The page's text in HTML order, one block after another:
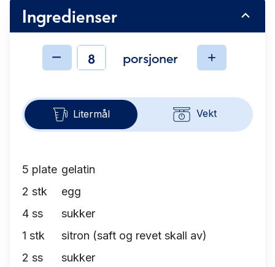
Ingredienser
Ingredienserporsjoner
Litermål Vekt
5 plate gelatin
2 stk
egg
4 ss
sukker
1 stk
sitron (saft og revet skall av)
2 ss
sukker